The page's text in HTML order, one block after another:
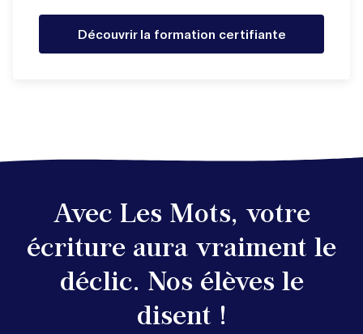
Découvrir la formation certifiante
Avec Les Mots, votre
écriture aura vraiment le
déclic. Nos élèves le
disent !